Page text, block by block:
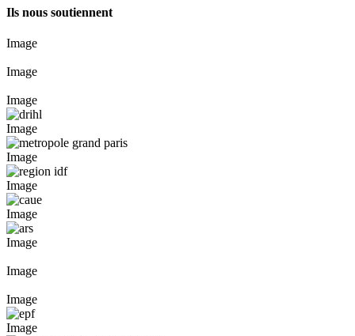
Ils nous soutiennent
Image
Image
Image
Image
Image
Image
Image
Image
Image
Image
Image